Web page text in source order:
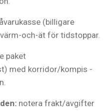
(billigare
och-ät för tidstoppar.
paket
med korridor/kompis -
notera frakt/avgifter